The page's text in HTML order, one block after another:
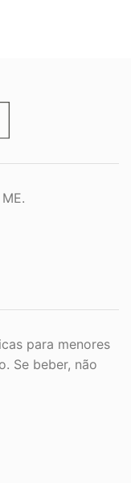
para menores
Se beber, não